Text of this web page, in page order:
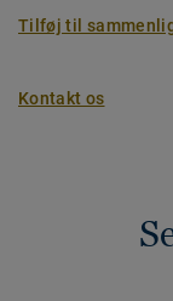
Tilføj til
Kontakt os